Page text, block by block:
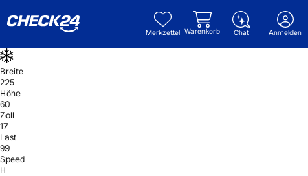
Merkzettel Warenkorb Chat Anmelden
Breite
225
Höhe
60
Zoll
17
Last
99
Speed
H